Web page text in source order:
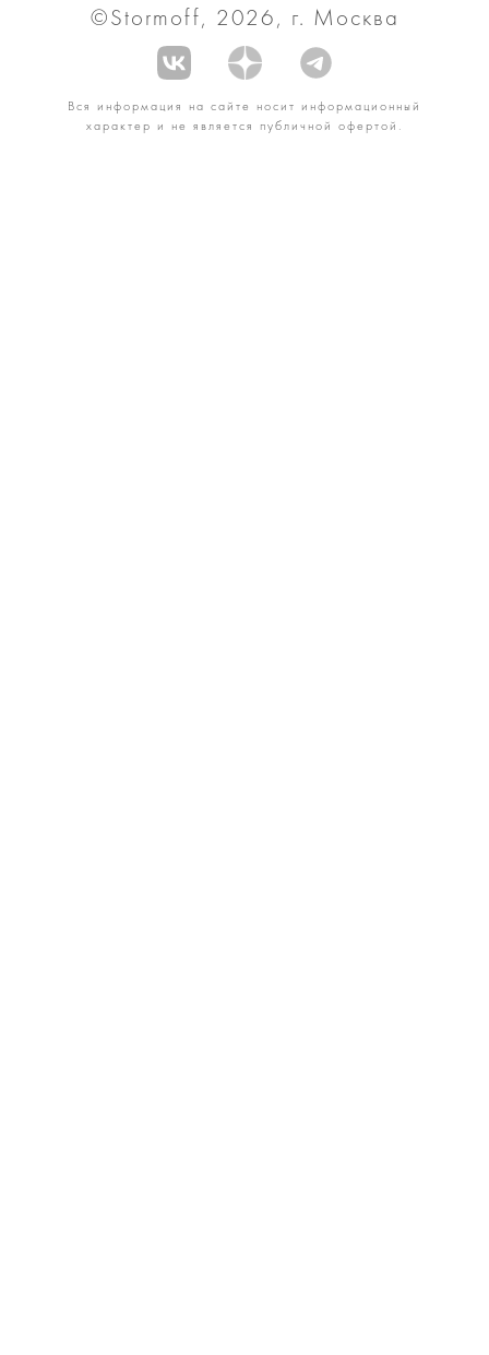
©Stormoff, 2026, г. Москва
Вся информация на сайте носит информационный
характер и не является публичной офертой.